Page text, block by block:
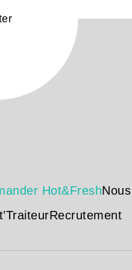
Hot&Fresh
Recrutement